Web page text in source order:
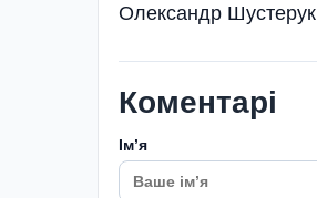
Олександр Шустерук
Коментарі
Імʼя